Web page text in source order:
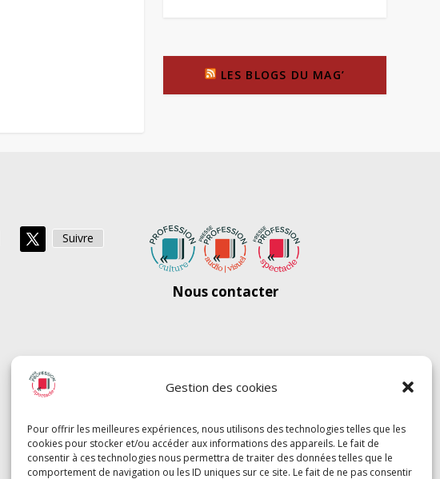
Gestion des cookies
Pour offrir les meilleures expériences, nous utilisons des technologies telles que les
cookies pour stocker et/ou accéder aux informations des appareils. Le fait de
consentir à ces technologies nous permettra de traiter des données telles que le
comportement de navigation ou les ID uniques sur ce site. Le fait de ne pas consentir
LES BLOGS DU MAG’
Suivre
Nous contacter